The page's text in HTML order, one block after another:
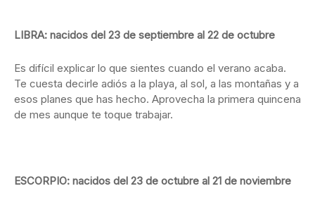
LIBRA: nacidos del 23 de septiembre al 22 de octubre
Es difícil explicar lo que sientes cuando el verano acaba.
Te cuesta decirle adiós a la playa, al sol, a las montañas y a
esos planes que has hecho. Aprovecha la primera quincena
de mes aunque te toque trabajar.
ESCORPIO: nacidos del 23 de octubre al 21 de noviembre